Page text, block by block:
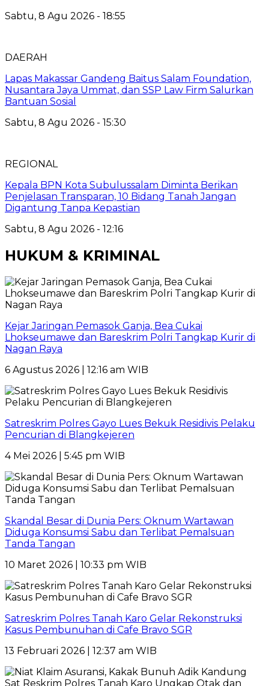
Sabtu, 8 Agu 2026 - 18:55
DAERAH
Lapas Makassar Gandeng Baitus Salam Foundation,
Nusantara Jaya Ummat, dan SSP Law Firm Salurkan
Bantuan Sosial
Sabtu, 8 Agu 2026 - 15:30
REGIONAL
Kepala BPN Kota Subulussalam Diminta Berikan
Penjelasan Transparan, 10 Bidang Tanah Jangan
Digantung Tanpa Kepastian
Sabtu, 8 Agu 2026 - 12:16
HUKUM & KRIMINAL
Kejar Jaringan Pemasok Ganja, Bea Cukai
Lhokseumawe dan Bareskrim Polri Tangkap Kurir di
Nagan Raya
6 Agustus 2026 | 12:16 am WIB
Satreskrim Polres Gayo Lues Bekuk Residivis Pelaku
Pencurian di Blangkejeren
4 Mei 2026 | 5:45 pm WIB
Skandal Besar di Dunia Pers: Oknum Wartawan
Diduga Konsumsi Sabu dan Terlibat Pemalsuan
Tanda Tangan
10 Maret 2026 | 10:33 pm WIB
Satreskrim Polres Tanah Karo Gelar Rekonstruksi
Kasus Pembunuhan di Cafe Bravo SGR
13 Februari 2026 | 12:37 am WIB